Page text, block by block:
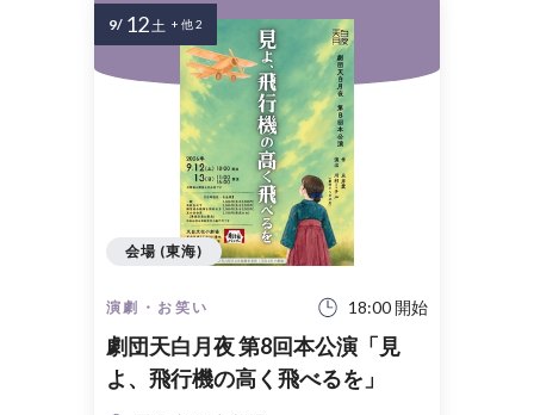
演劇・お笑い 18:00 開始
劇団天白月夜 第8回本公演「見
よ、飛行機の高く飛べるを」
会場 (東海)
9/ 12土 + 他 2